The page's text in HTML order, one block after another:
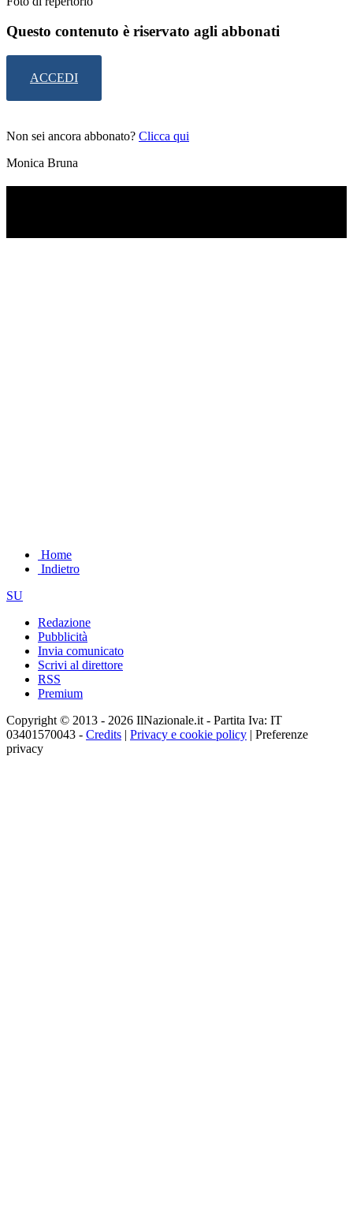
Questo contenuto è riservato agli abbonati
ACCEDI
Non sei ancora abbonato? Clicca qui
Monica Bruna
Home
Indietro
SU
Redazione
Pubblicità
Invia comunicato
Scrivi al direttore
RSS
Premium
Copyright © 2013 - 2026 IlNazionale.it - Partita Iva: IT
03401570043 - Credits | Privacy e cookie policy | Preferenze
privacy